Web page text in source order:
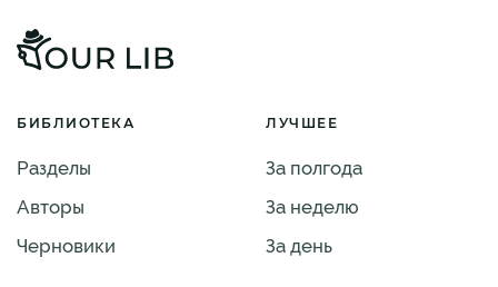
БИБЛИОТЕКА
Разделы
Авторы
Черновики
ЛУЧШЕЕ
За полгода
За неделю
За день